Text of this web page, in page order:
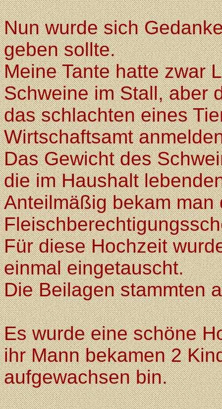
Nun wurde sich
geben sollte.
Meine Tante hatte zwar
Schweine im Stall, aber
das schlachten eines
Wirtschaftsamt
Das Gewicht des
die im Haushalt
Anteilmäßig bekam man
Für diese Hochzeit
einmal eingetauscht.
Die Beilagen stammten
Es wurde eine schöne
ihr Mann bekamen 2
aufgewachsen bin.